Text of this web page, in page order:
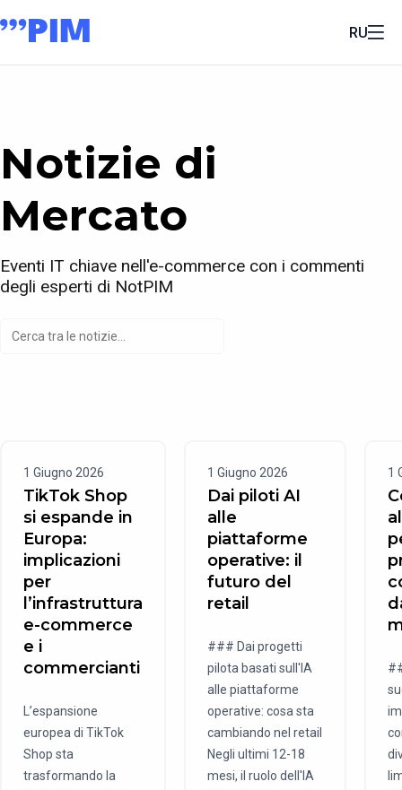
RU
Notizie di
Mercato
Eventi IT chiave nell'e-commerce con i commenti
degli esperti di NotPIM
1 Giugno 2026
TikTok Shop
si espande in
Europa:
implicazioni
per
l’infrastruttura
e-commerce
e i
commercianti
L’espansione
europea di TikTok
Shop sta
trasformando la
1 Giugno 2026
Dai piloti AI
alle
piattaforme
operative: il
futuro del
retail
### Dai progetti
pilota basati sull'IA
alle piattaforme
operative: cosa sta
cambiando nel retail
Negli ultimi 12-18
mesi, il ruolo dell'IA
1